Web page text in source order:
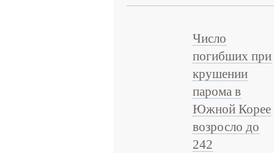
Число
погибших при
крушении
парома в
Южной Корее
возросло до
242